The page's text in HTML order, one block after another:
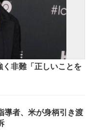
非難「正しいことを
導者、米が身柄引き渡